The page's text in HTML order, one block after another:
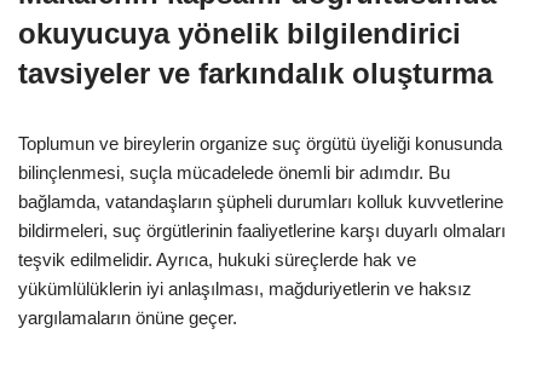
okuyucuya yönelik bilgilendirici
tavsiyeler ve farkındalık oluşturma
Toplumun ve bireylerin organize suç örgütü üyeliği konusunda
bilinçlenmesi, suçla mücadelede önemli bir adımdır. Bu
bağlamda, vatandaşların şüpheli durumları kolluk kuvvetlerine
bildirmeleri, suç örgütlerinin faaliyetlerine karşı duyarlı olmaları
teşvik edilmelidir. Ayrıca, hukuki süreçlerde hak ve
yükümlülüklerin iyi anlaşılması, mağduriyetlerin ve haksız
yargılamaların önüne geçer.